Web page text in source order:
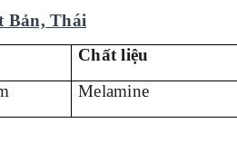
Bản, Thái
Chất liệu
Melamine